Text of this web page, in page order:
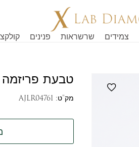
צמידים שרשראות פנינים
טבעת פריזמה
מק"ט: AJLR04761